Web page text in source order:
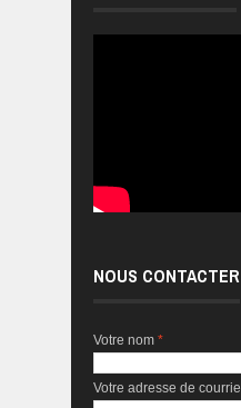
NOUS CONTACTER
Votre nom *
Votre adresse de courriel